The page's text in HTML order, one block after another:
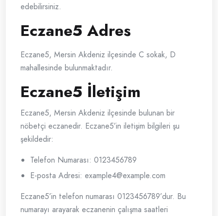
edebilirsiniz.
Eczane5 Adres
Eczane5, Mersin Akdeniz ilçesinde C sokak, D
mahallesinde bulunmaktadır.
Eczane5 İletişim
Eczane5, Mersin Akdeniz ilçesinde bulunan bir
nöbetçi eczanedir. Eczane5’in iletişim bilgileri şu
şekildedir:
Telefon Numarası: 0123456789
E-posta Adresi: example4@example.com
Eczane5’in telefon numarası 0123456789’dur. Bu
numarayı arayarak eczanenin çalışma saatleri